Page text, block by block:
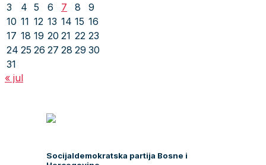
3
4 5 6 7 8
9
10 11 12 13 14 15 16
17 18 19 20 21 22 23
24 25 26 27 28 29 30
31
« jul
Socijaldemokratska partija Bosne i